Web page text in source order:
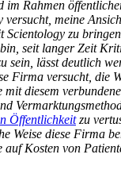
im Rahmen
meine
Scientology zu
seit langer Zeit
sein, lässt deutlich
Firma versucht, die
mit diesem
Öffentlichkeitzu
Weise diese Firma
auf Kosten von